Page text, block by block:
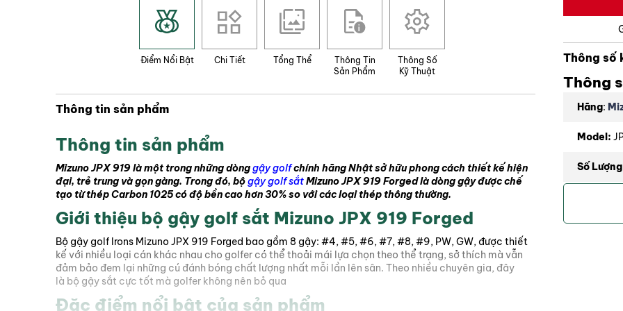
Điểm Nổi Bật Chi Tiết Tổng Thể
Thông Tin
Sản Phẩm
Thông Số
Kỹ Thuật
Thông tin sản phẩm
Thông tin sản phẩm
Mizuno JPX 919 là một trong những dònggậy golfchính hãng Nhật sở hữu phong cách thiết kế hiện
đại, trẻ trung và gọn gàng. Trong đó, bộgậy golf sắtMizuno JPX 919 Forged là dòng gậy được chế
tạo từ thép Carbon 1025 có độ bền cao hơn 30% so với các loại thép thông thường.
Giới thiệu bộ gậy golf sắt Mizuno JPX 919 Forged
Bộ gậy golf Irons Mizuno JPX 919 Forged bao gồm 8 gậy: #4, #5, #6, #7, #8, #9, PW, GW, được thiết
kế với nhiều loại cán khác nhau cho golfer có thể thoải mái lựa chọn theo thể trạng, sở thích mà vẫn
đảm bảo đem lại những cú đánh bóng chất lượng nhất mỗi lần lên sân. Theo nhiều chuyên gia, đây
là bộ gậy sắt cực tốt mà golfer không nên bỏ qua
Đặc điểm nổi bật của sản phẩm
Thông số
Thông
Hãng:
Model:
Số
Flex:R